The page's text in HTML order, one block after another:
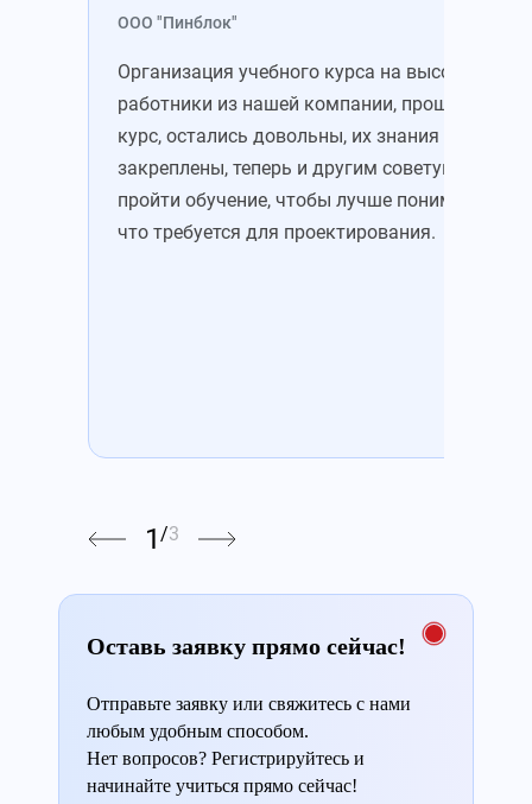
ООО "Пинблок"
Организация учебного курса на высоте. Все
работники из нашей компании, прошедшие
курс, остались довольны, их знания
закреплены, теперь и другим советую
пройти обучение, чтобы лучше понимать,
что требуется для проектирования.
1 /3
Оставь заявку прямо сейчас!
Отправьте заявку или свяжитесь с нами
любым удобным способом.
Нет вопросов? Регистрируйтесь и
начинайте учиться прямо сейчас!